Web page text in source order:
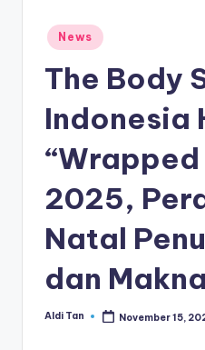
Posted
in
News
The Body
Indonesia
“Wrapped
2025,
Natal
dan Makna
Posted
Aldi Tan November 15,